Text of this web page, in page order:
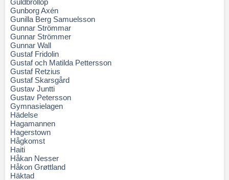
Guldbröllop
Gunborg Axén
Gunilla Berg Samuelsson
Gunnar Strömmar
Gunnar Strömmer
Gunnar Wall
Gustaf Fridolin
Gustaf och Matilda Pettersson
Gustaf Retzius
Gustaf Skarsgård
Gustav Juntti
Gustav Petersson
Gymnasielagen
Hädelse
Hagamannen
Hagerstown
Hågkomst
Haiti
Håkan Nesser
Håkon Grøttland
Häktad